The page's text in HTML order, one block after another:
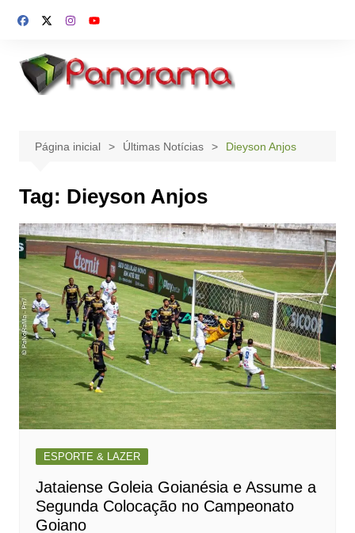
para
conteúdo
Página inicial Últimas Notícias Dieyson Anjos
Tag: Dieyson Anjos
ESPORTE & LAZER
Jataiense Goleia Goianésia e Assume a
Segunda Colocação no Campeonato
Goiano